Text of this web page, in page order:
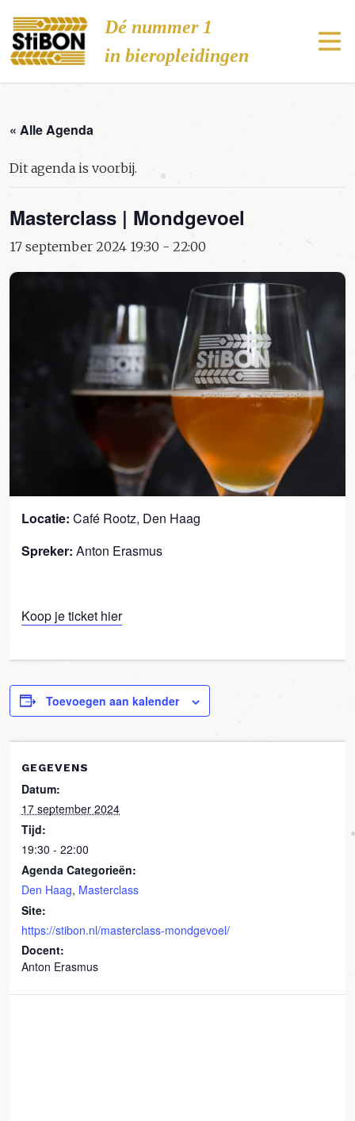
Stibon
Dé nummer 1
in bieropleidingen
« Alle Agenda
Dit agenda is voorbij.
Masterclass | Mondgevoel
17 september 2024 19:30 - 22:00
Locatie: Café Rootz, Den Haag
Spreker: Anton Erasmus
Koop je ticket hier
Toevoegen aan kalender
GEGEVENS
Datum:
17 september 2024
Tijd:
19:30 - 22:00
Agenda Categorieën:
Den Haag, Masterclass
Site:
https://stibon.nl/masterclass-mondgevoel/
Docent:
Anton Erasmus